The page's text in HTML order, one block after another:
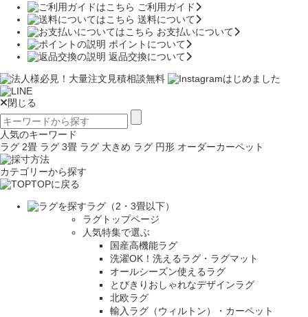
ご利用ガイド
送料について
お支払いについて
ポイントについて
返品交換について
閉じる
人気のキーワード
ラグ 2畳 ラグ 3畳 ラグ 大きめ ラグ 円形 オーダーカーペット
カテゴリーから探す
TOPに戻る
ラグ（2・3畳以下）
ラグトップページ
人気特集で選ぶ
国産高機能ラグ
洗濯OK！洗えるラグ・ラグマット
オールシーズン使えるラグ
とびきりおしゃれなデザインラグ
北欧ラグ
輸入ラグ（ウィルトン）・カーペット